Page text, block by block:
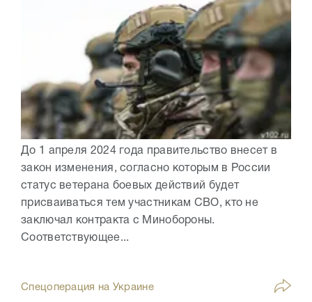
До 1 апреля 2024 года правительство внесет в
закон изменения, согласно которым в России
статус ветерана боевых действий будет
присваиваться тем участникам СВО, кто не
заключал контракта с Минобороны.
Соответствующее...
Спецоперация на Украине